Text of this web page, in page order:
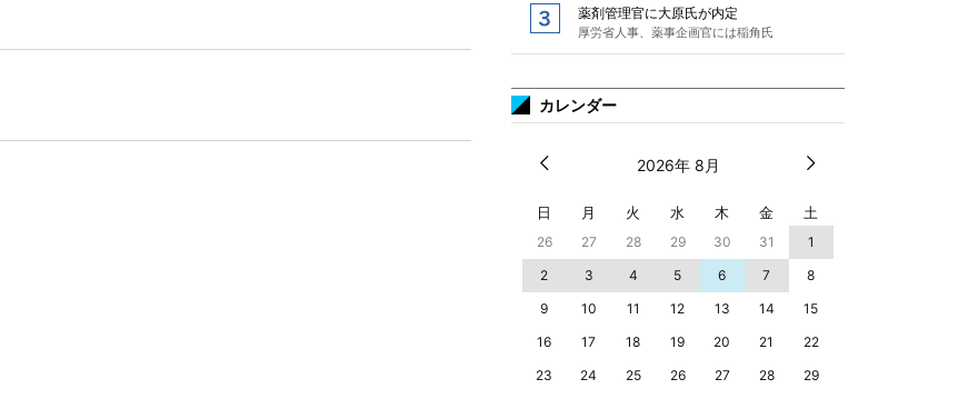
薬剤管理官に大原氏が内定
厚労省人事、薬事企画官には稲角氏
カレンダー
2026年 8月
日 月 火 水 木 金 土
26 27 28 29 30 31
1
2
3 4 5 6 7
8
9
10 11 12 13 14
15
16
17 18 19 20 21
22
23
24 25 26 27 28
29